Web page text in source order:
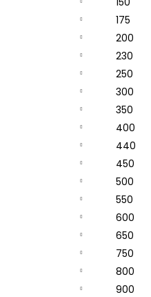
175
200
230
250
300
350
400
440
450
500
550
600
650
750
800
900